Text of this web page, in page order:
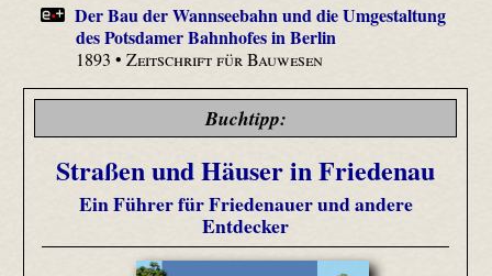
Der Bau der Wannseebahn und die Umgestaltung
des Potsdamer Bahnhofes in Berlin
1893 •Zeitschrift für Bauwesen
Buchtipp:
Straßen und Häuser in Friedenau
Ein Führer für Friedenauer und andere
Entdecker